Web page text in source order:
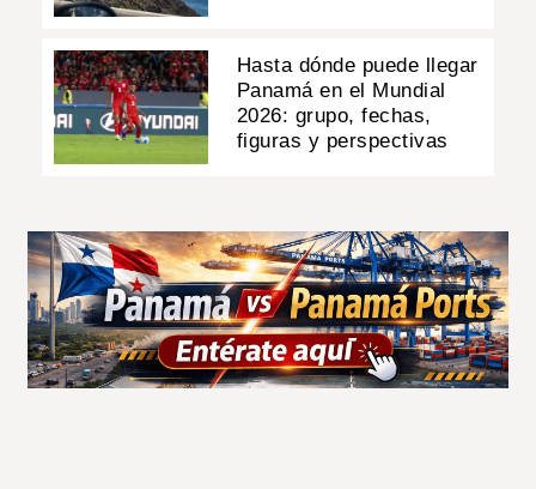
Hasta dónde puede llegar
Panamá en el Mundial
2026: grupo, fechas,
figuras y perspectivas